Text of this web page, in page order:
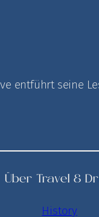
entführt seine
Über Travel &
History